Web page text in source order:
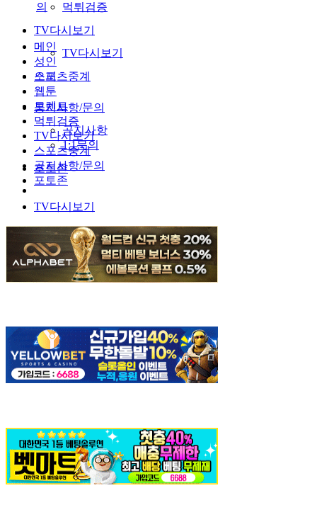
먹튀검증
TV다시보기
TV다시보기
스포츠중계
공지사항/문의
공지사항
1:1문의
포토존
의
메인
성인
오피
웹툰
토렌트
먹튀검증
TV다시보기
스포츠중계
공지사항/문의
포토존
TV다시보기